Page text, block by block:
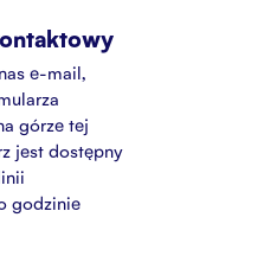
e-mail,
górze tej
jest dostępny
godzinie